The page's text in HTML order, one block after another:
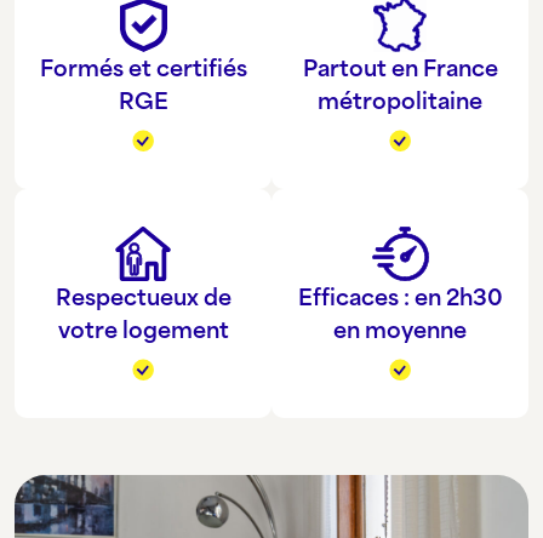
Formés et certifiés
RGE
Partout en France
métropolitaine
Respectueux de
votre logement
Efficaces : en 2h30
en moyenne